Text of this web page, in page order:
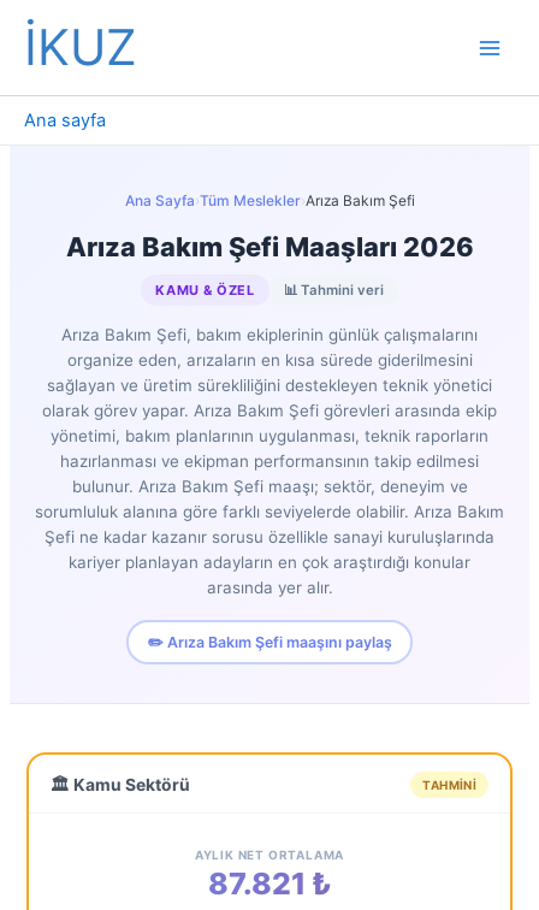
İçeriğe
İKUZ
Ana sayfa
Ana Sayfa›Tüm Meslekler›Arıza Bakım Şefi
Arıza Bakım Şefi Maaşları 2026
KAMU & ÖZEL 📊 Tahmini veri
Arıza Bakım Şefi, bakım ekiplerinin günlük çalışmalarını
organize eden, arızaların en kısa sürede giderilmesini
sağlayan ve üretim sürekliliğini destekleyen teknik yönetici
olarak görev yapar. Arıza Bakım Şefi görevleri arasında ekip
yönetimi, bakım planlarının uygulanması, teknik raporların
hazırlanması ve ekipman performansının takip edilmesi
bulunur. Arıza Bakım Şefi maaşı; sektör, deneyim ve
sorumluluk alanına göre farklı seviyelerde olabilir. Arıza Bakım
Şefi ne kadar kazanır sorusu özellikle sanayi kuruluşlarında
kariyer planlayan adayların en çok araştırdığı konular
arasında yer alır.
✏️ Arıza Bakım Şefi maaşını paylaş
🏛️ Kamu Sektörü TAHMINI
AYLIK NET ORTALAMA
87.821 ₺